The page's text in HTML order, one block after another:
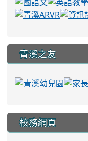
青溪之友
校務網頁